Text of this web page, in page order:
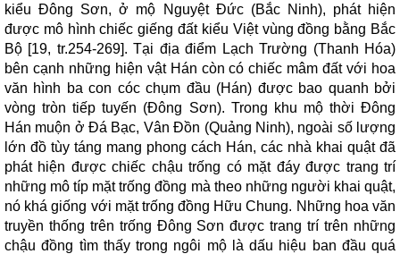
kiểu Đông Sơn, ở mộ Nguyệt Đức (Bắc Ninh), phát hiện
được mô hình chiếc giếng đất kiểu Việt vùng đồng bằng Bắc
Bộ [19, tr.254-269]. Tại địa điểm Lạch Trường (Thanh Hóa)
bên cạnh những hiện vật Hán còn có chiếc mâm đất với hoa
văn hình ba con cóc chụm đầu (Hán) được bao quanh bởi
vòng tròn tiếp tuyến (Đông Sơn). Trong khu mộ thời Đông
Hán muộn ở Đá Bạc, Vân Đồn (Quảng Ninh), ngoài số lượng
lớn đồ tùy táng mang phong cách Hán, các nhà khai quật đã
phát hiện được chiếc chậu trống có mặt đáy được trang trí
những mô típ mặt trống đồng mà theo những người khai quật,
nó khá giống với mặt trống đồng Hữu Chung. Những hoa văn
truyền thống trên trống Đông Sơn được trang trí trên những
chậu đồng tìm thấy trong ngôi mộ là dấu hiệu ban đầu quá